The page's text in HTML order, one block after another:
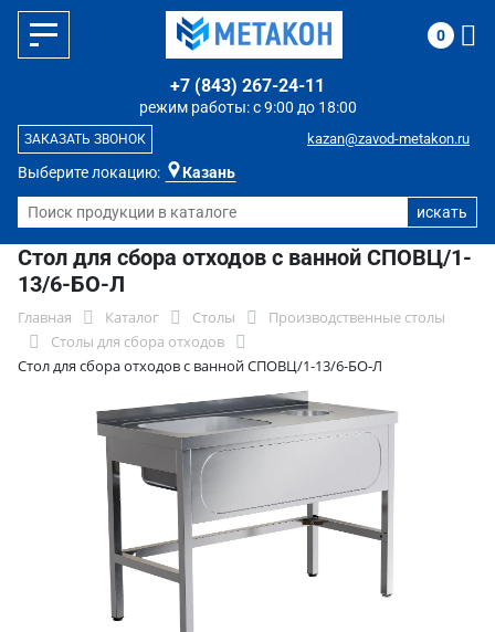
Выберите локацию: Казань
режим работы: с 9:00 до 18:00
+7 (843) 267-24-11
kazan@zavod-metakon.ru
ЗАКАЗАТЬ ЗВОНОК
0
Стол для сбора отходов с ванной СПОВЦ/1-
13/6-БО-Л
Главная Каталог Столы
Производственные столы
Столы для сбора отходов
Стол для сбора отходов с ванной СПОВЦ/1-13/6-БО-Л